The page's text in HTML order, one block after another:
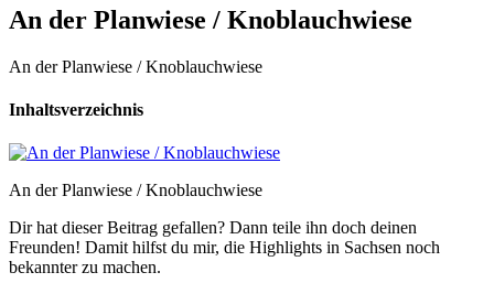
An der Planwiese / Knoblauchwiese
An der Planwiese / Knoblauchwiese
Inhaltsverzeichnis
An der Planwiese / Knoblauchwiese
Dir hat dieser Beitrag gefallen? Dann teile ihn doch deinen
Freunden! Damit hilfst du mir, die Highlights in Sachsen noch
bekannter zu machen.